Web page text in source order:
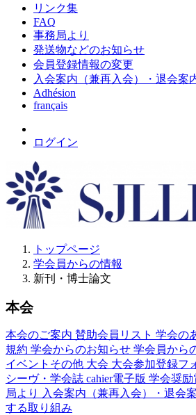
リンク集
FAQ
事務局より
発送物などのお知らせ
会員登録情報の変更
入会案内（兼再入会）・退会案
Adhésion
français
ログイン
トップページ
学会員からの情報
新刊・博士論文
本会
本会のご案内 賛助会員リスト 学会の
規約 学会からのお知らせ 学会員から
イベントその他 大会 大会参加登録フ
シーヴ・学会誌 cahier電子版 学会奨励
局より
入会案内（兼再入会）・退会
する取り組み